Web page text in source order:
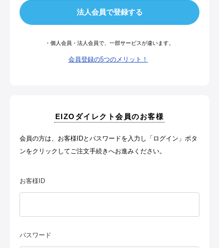
・個人会員・法人会員で、一部サービスが違います。
会員登録の5つのメリット！
EIZOダイレクト会員のお客様
会員の方は、お客様IDとパスワードを入力し「ログイン」ボタ
ンをクリックしてご注文手続きへお進みください。
お客様ID
パスワード